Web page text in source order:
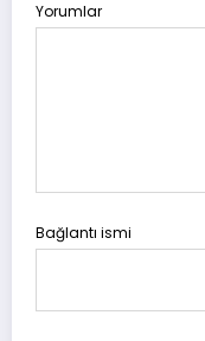
Yorumlar
Bağlantı ismi